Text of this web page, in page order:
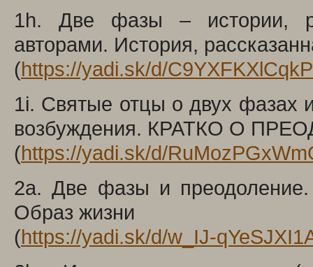
1h. Две фазы – истории,
авторами. История,
(https://yadi.sk/d/
1i. Святые отцы о двух фазах
возбуждения. КРАТКО О
(https://yadi.sk/d/
2a. Две фазы и
Образ жизни
(https://yadi.sk/d/w_IJ-